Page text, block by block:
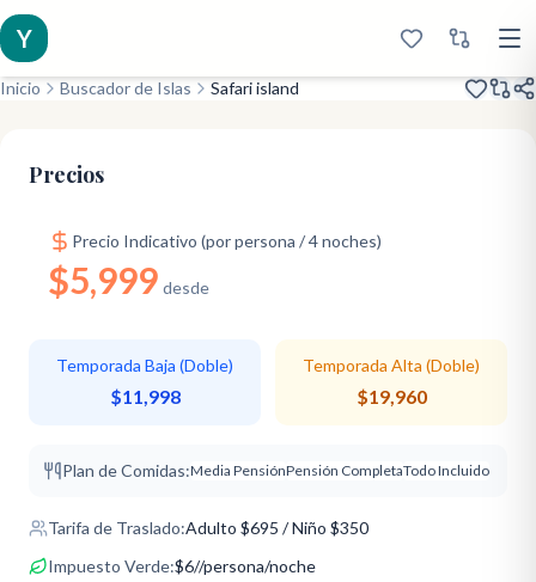
Y
Inicio Buscador de Islas Safari island
Precios
Precio Indicativo (por persona / 4 noches)
$5,999 desde
Temporada Baja (Doble)
$11,998
Temporada Alta (Doble)
$19,960
Plan de Comidas:Media PensiónPensión CompletaTodo Incluido
Tarifa de Traslado:Adulto $695 / Niño $350
Impuesto Verde:$6//persona/noche